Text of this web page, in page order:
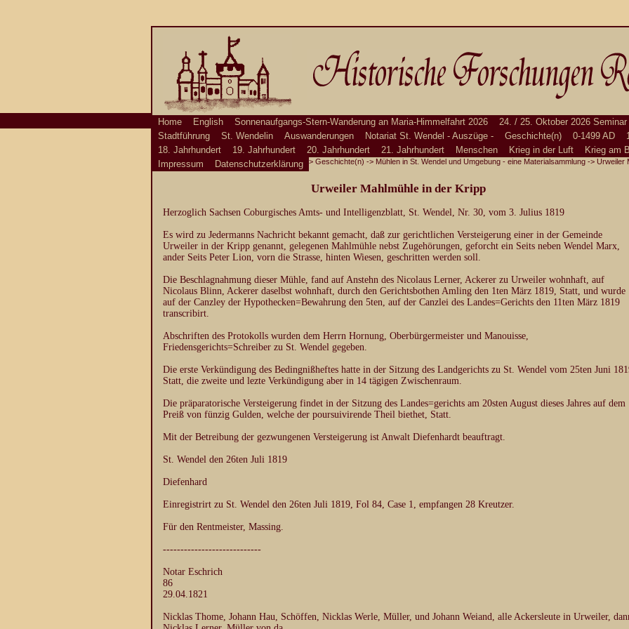
Home English Sonnenaufgangs-Stern-Wanderung an Maria-Himmelfahrt 2026
24. / 25. Oktober 2026
Stadtführung
St. Wendelin Auswanderungen Notariat St. Wendel - Auszüge - Geschichte(n) 0-1499 AD
18. Jahrhundert
19. Jahrhundert 20. Jahrhundert 21. Jahrhundert Menschen Krieg in der Luft
Krieg am
Impressum
Datenschutzerklärung > Geschichte(n) -> Mühlen in St. Wendel und Umgebung - eine Materialsammlung -> Urweiler
Urweiler Mahlmühle in der Kripp
Herzoglich Sachsen Coburgisches Amts- und Intelligenzblatt, St. Wendel, Nr. 30, vom 3. Julius 1819
Es wird zu Jedermanns Nachricht bekannt gemacht, daß zur gerichtlichen Versteigerung einer in der Gemeinde
Urweiler in der Kripp genannt, gelegenen Mahlmühle nebst Zugehörungen, geforcht ein Seits neben Wendel Marx,
ander Seits Peter Lion, vorn die Strasse, hinten Wiesen, geschritten werden soll.
Die Beschlagnahmung dieser Mühle, fand auf Anstehn des Nicolaus Lerner, Ackerer zu Urweiler wohnhaft, auf
Nicolaus Blinn, Ackerer daselbst wohnhaft, durch den Gerichtsbothen Amling den 1ten März 1819, Statt, und wurde
auf der Canzley der Hypothecken=Bewahrung den 5ten, auf der Canzlei des Landes=Gerichts den 11ten März 1819
transcribirt.
Abschriften des Protokolls wurden dem Herrn Hornung, Oberbürgermeister und Manouisse,
Friedensgerichts=Schreiber zu St. Wendel gegeben.
Die erste Verkündigung des Bedingnißheftes hatte in der Sitzung des Landgerichts zu St. Wendel vom 25ten Juni
Statt, die zweite und lezte Verkündigung aber in 14 tägigen Zwischenraum.
Die präparatorische Versteigerung findet in der Sitzung des Landes=gerichts am 20sten August dieses Jahres auf dem
Preiß von fünzig Gulden, welche der poursuivirende Theil biethet, Statt.
Mit der Betreibung der gezwungenen Versteigerung ist Anwalt Diefenhardt beauftragt.
St. Wendel den 26ten Juli 1819
Diefenhard
Einregistrirt zu St. Wendel den 26ten Juli 1819, Fol 84, Case 1, empfangen 28 Kreutzer.
Für den Rentmeister, Massing.
----------------------------
Notar Eschrich
86
29.04.1821
Nicklas Thome, Johann Hau, Schöffen, Nicklas Werle, Müller, und Johann Weiand, alle Ackersleute in Urweiler,